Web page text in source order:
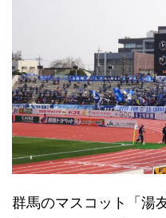
群馬のマスコット「湯